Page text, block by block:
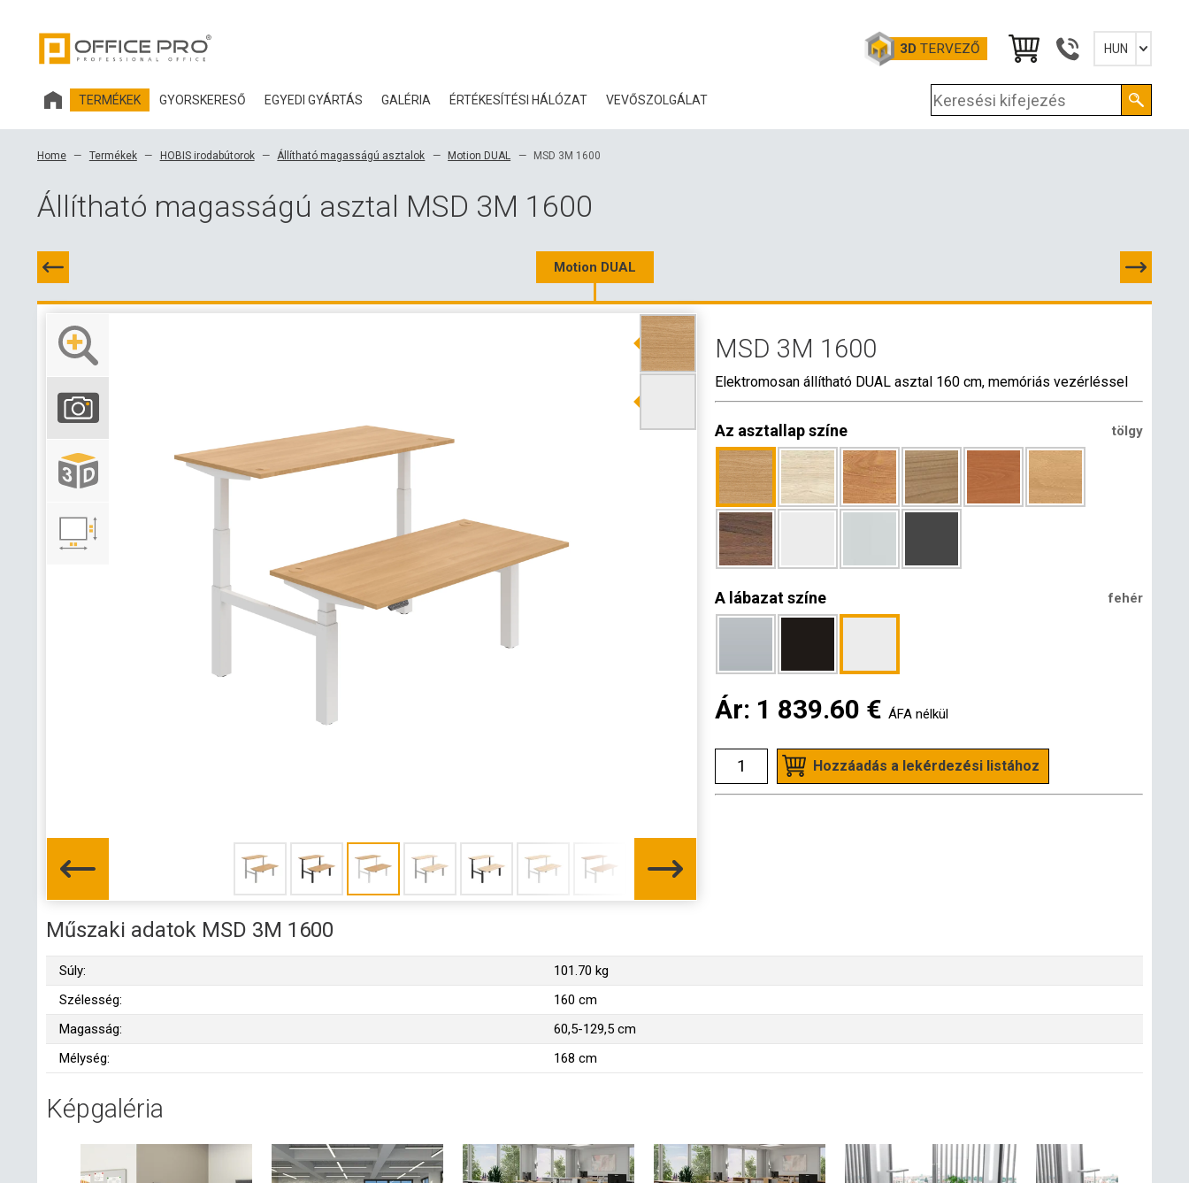
3D TERVEZŐ HUN
English
TERMÉKEK GYORSKERESŐ EGYEDI GYÁRTÁS GALÉRIA ÉRTÉKESÍTÉSI HÁLÓZAT VEVŐSZOLGÁLAT
BLOG
3D ADATOK
NAGYKERESKEDELMI KAPCSOLATOK
Home Termékek HOBIS irodabútorok Állítható magasságú asztalok Motion DUAL MSD 3M 1600
Állítható magasságú asztal MSD 3M 1600
Motion DUAL
MSD 3M 1600
Elektromosan állítható DUAL asztal 160 cm, memóriás vezérléssel
Az asztallap színe tölgy
A lábazat színe fehér
Ár: 1 839.60 € ÁFA nélkül
Hozzáadás a lekérdezési listához
Műszaki adatok MSD 3M 1600
Súly:
101.70 kg
Szélesség:
160 cm
Magasság:
60,5-129,5 cm
Mélység:
168 cm
Képgaléria